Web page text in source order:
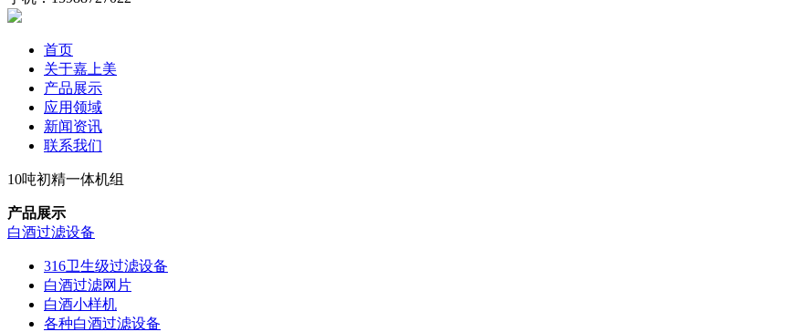
首页
关于嘉上美
产品展示
应用领域
新闻资讯
联系我们
10吨初精一体机组
产品展示
白酒过滤设备
316卫生级过滤设备
白酒过滤网片
白酒小样机
各种白酒过滤设备